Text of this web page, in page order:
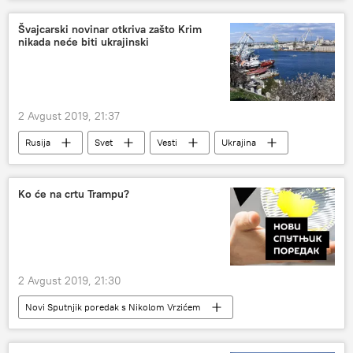
Švajcarski novinar otkriva zašto Krim
nikada neće biti ukrajinski
2 Avgust 2019, 21:37
Rusija Svet Vesti
Ukrajina
Sevastopolj
Evropa
Ko će na crtu Trampu?
2 Avgust 2019, 21:30
Novi Sputnjik poredak s Nikolom Vrzićem
Radio
Donald Tramp